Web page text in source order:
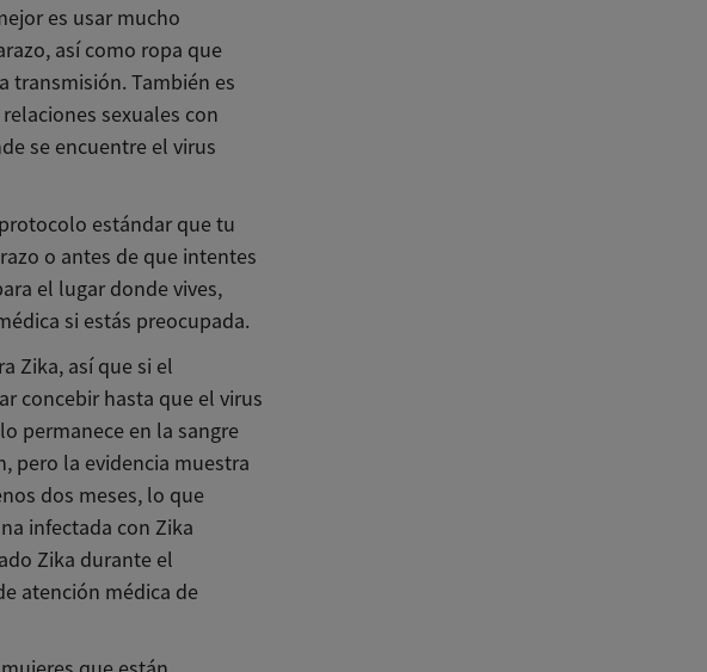
es usar mucho
así como ropa que
transmisión. También es
sexuales con
se encuentre el virus
estándar que tu
o antes de que intentes
el lugar donde vives,
si estás preocupada.
Zika, así que si el
concebir hasta que el virus
permanece en la sangre
pero la evidencia muestra
dos meses, lo que
infectada con Zika
Zika durante el
atención médica de